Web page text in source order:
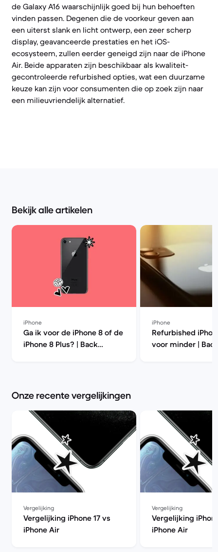
de Galaxy A16 waarschijnlijk goed bij hun behoeften
vinden passen. Degenen die de voorkeur geven aan
een uiterst slank en licht ontwerp, een zeer scherp
display, geavanceerde prestaties en het iOS-
ecosysteem, zullen eerder geneigd zijn naar de iPhone
Air. Beide apparaten zijn beschikbaar als kwaliteit-
gecontroleerde refurbished opties, wat een duurzame
keuze kan zijn voor consumenten die op zoek zijn naar
een milieuvriendelijk alternatief.
Bekijk alle artikelen
iPhone
Ga ik voor de iPhone 8 of de
iPhone 8 Plus? | Back
iPhone
Refurbished
voor minder |
Onze recente vergelijkingen
Vergelijking
Vergelijking iPhone 17 vs
iPhone Air
Vergelijking
Vergelijking
iPhone Air